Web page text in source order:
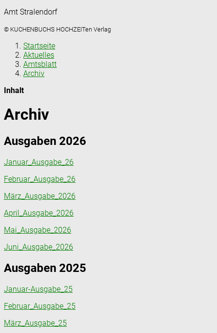
Amt Stralendorf
© KUCHENBUCHS HOCHZEITen Verlag
Startseite
Aktuelles
Amtsblatt
Archiv
Inhalt
Archiv
Ausgaben 2026
Januar_Ausgabe_26
Februar_Ausgabe_26
März_Ausgabe_2026
April_Ausgabe_2026
Mai_Ausgabe_2026
Juni_Ausgabe_2026
Ausgaben 2025
Januar-Ausgabe_25
Februar_Ausgabe_25
März_Ausgabe_25